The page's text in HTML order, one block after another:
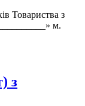
Товариства з
м.
з